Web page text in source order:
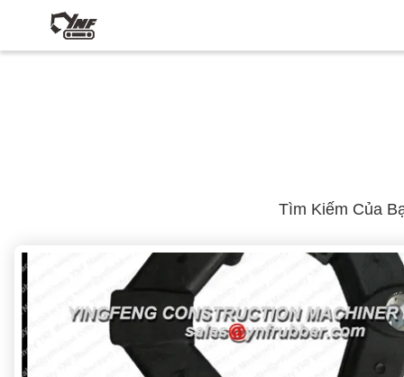
Tìm Kiếm Của